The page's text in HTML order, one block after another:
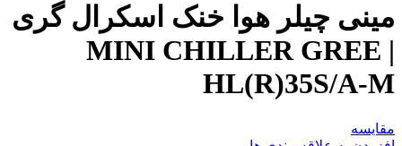
مینی چیلر هوا خنک اسکرال گری
| MINI CHILLER GREE
HL(R)35S/A-M
مقایسه